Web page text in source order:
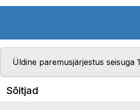
Üldine paremusjärjestus seisuga
Sõitjad